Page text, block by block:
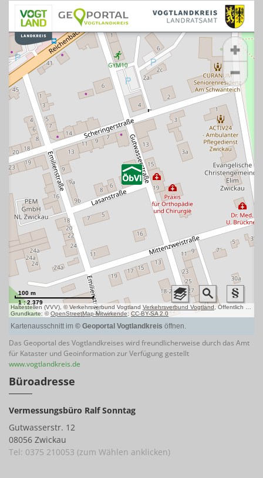
Das Geoportal des Vogtlandkreises wird freundlicherweise durch das Amt
für Kataster und Geoinformation zur Verfügung gestellt
www.vogtlandkreis.de
Büroadresse
Vermessungsbüro Ralf Sonntag
Gutwasserstr. 12
08056 Zwickau
Tel: 0375 210053 (zum Wählen anklicken)